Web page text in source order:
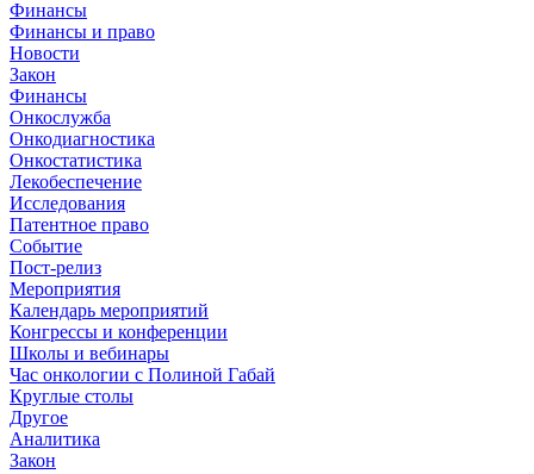
Финансы
Финансы и право
Новости
Закон
Финансы
Онкослужба
Онкодиагностика
Онкостатистика
Лекобеспечение
Исследования
Патентное право
Событие
Пост-релиз
Мероприятия
Календарь мероприятий
Конгрессы и конференции
Школы и вебинары
Час онкологии с Полиной Габай
Круглые столы
Другое
Аналитика
Закон